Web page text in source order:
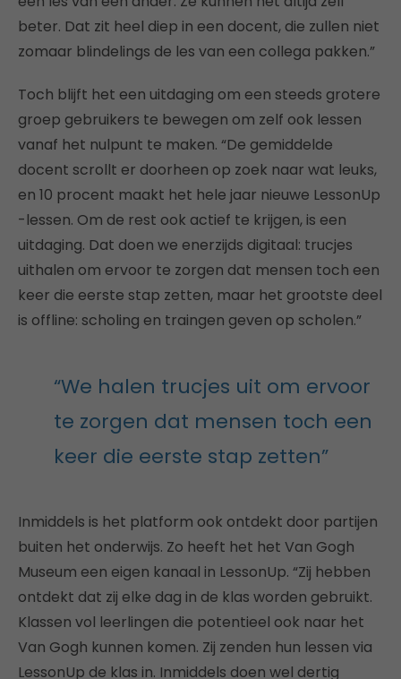
beter. Dat zit heel diep in een docent, die zullen niet
zomaar blindelings de les van een collega pakken.”
Toch blijft het een uitdaging om een steeds grotere
groep gebruikers te bewegen om zelf ook lessen
vanaf het nulpunt te maken. “De gemiddelde
docent scrollt er doorheen op zoek naar wat leuks,
en 10 procent maakt het hele jaar nieuwe LessonUp
-lessen. Om de rest ook actief te krijgen, is een
uitdaging. Dat doen we enerzijds digitaal: trucjes
uithalen om ervoor te zorgen dat mensen toch een
keer die eerste stap zetten, maar het grootste deel
is offline: scholing en traingen geven op scholen.”
“We halen trucjes uit om ervoor
te zorgen dat mensen toch een
keer die eerste stap zetten”
Inmiddels is het platform ook ontdekt door partijen
buiten het onderwijs. Zo heeft het het Van Gogh
Museum een eigen kanaal in LessonUp. “Zij hebben
ontdekt dat zij elke dag in de klas worden gebruikt.
Klassen vol leerlingen die potentieel ook naar het
Van Gogh kunnen komen. Zij zenden hun lessen via
LessonUp de klas in. Inmiddels doen wel dertig